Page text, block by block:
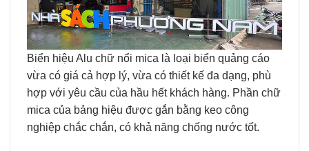
Biển hiệu Alu chữ nổi mica là loại biển quảng cáo
vừa có giá cả hợp lý, vừa có thiết kế đa dạng, phù
hợp với yêu cầu của hầu hết khách hàng. Phần chữ
mica của bảng hiệu được gắn bằng keo công
nghiệp chắc chắn, có khả năng chống nước tốt.